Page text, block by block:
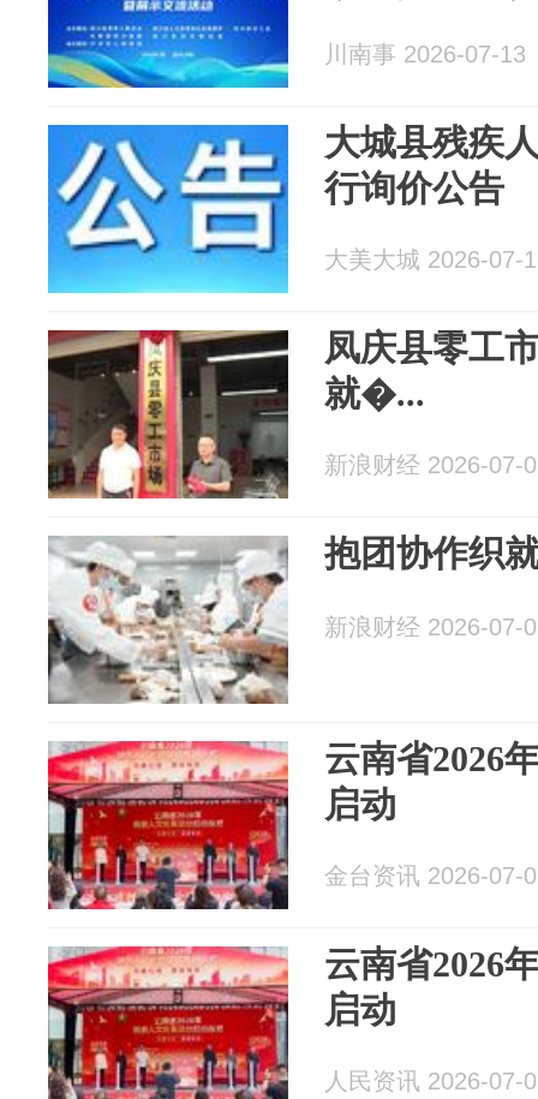
川南事 2026-07-13
大城县残疾
行询价公告
大美大城 2026-07-
凤庆县零工
就�...
新浪财经 2026-07-
抱团协作织
新浪财经 2026-07-
云南省2026
启动
金台资讯 2026-07-
云南省2026
启动
人民资讯 2026-07-